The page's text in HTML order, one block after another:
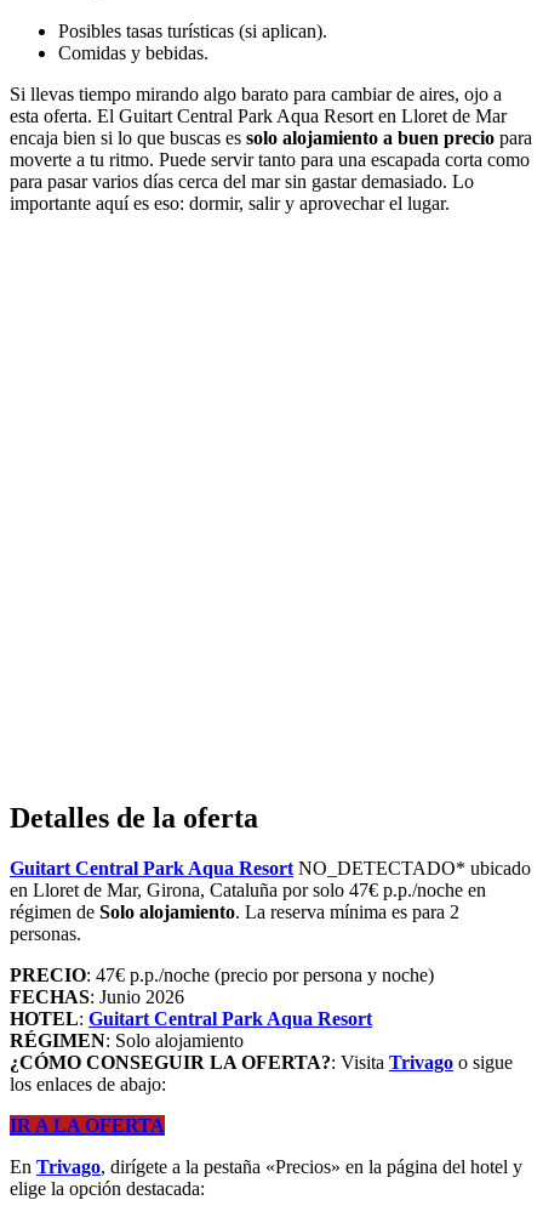
Posibles tasas turísticas (si aplican).
Comidas y bebidas.
Si llevas tiempo mirando algo barato para cambiar de aires, ojo a
esta oferta. El Guitart Central Park Aqua Resort en Lloret de Mar
encaja bien si lo que buscas es solo alojamiento a buen precio para
moverte a tu ritmo. Puede servir tanto para una escapada corta como
para pasar varios días cerca del mar sin gastar demasiado. Lo
importante aquí es eso: dormir, salir y aprovechar el lugar.
Detalles de la oferta
Guitart Central Park Aqua ResortNO_DETECTADO* ubicado
en Lloret de Mar, Girona, Cataluña por solo 47€ p.p./noche en
régimen de Solo alojamiento. La reserva mínima es para 2
personas.
PRECIO: 47€ p.p./noche (precio por persona y noche)
FECHAS: Junio 2026
HOTEL: Guitart Central Park Aqua Resort
RÉGIMEN: Solo alojamiento
¿CÓMO CONSEGUIR LA OFERTA?: Visita Trivago o sigue
los enlaces de abajo:
IR A LA OFERTA
En Trivago, dirígete a la pestaña «Precios» en la página del hotel y
elige la opción destacada: